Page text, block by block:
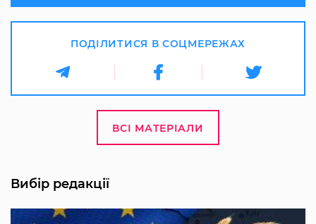
ПОДІЛИТИСЯ В СОЦМЕРЕЖАХ
ВСІ МАТЕРІАЛИ
Вибір редакції